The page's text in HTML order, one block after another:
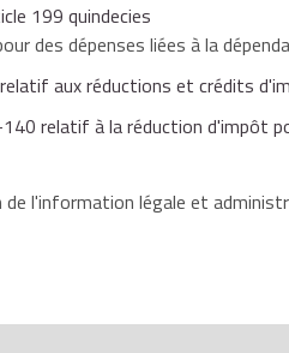
199 quindecies
des dépenses liées à la
aux réductions et crédits
relatif à la réduction d'impôt
l'information légale et